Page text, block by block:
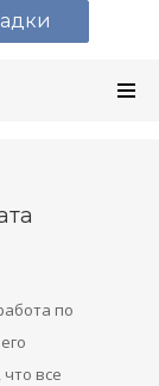
по
все